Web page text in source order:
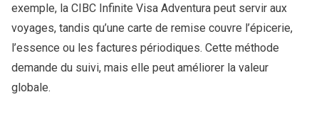
exemple, la CIBC Infinite Visa Adventura peut servir aux
voyages, tandis qu’une carte de remise couvre l’épicerie,
l’essence ou les factures périodiques. Cette méthode
demande du suivi, mais elle peut améliorer la valeur
globale.